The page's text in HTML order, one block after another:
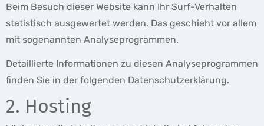
Beim Besuch dieser Website kann Ihr Surf-Verhalten
statistisch ausgewertet werden. Das geschieht vor allem
mit sogenannten Analyseprogrammen.
Detaillierte Informationen zu diesen Analyseprogrammen
finden Sie in der folgenden Datenschutzerklärung.
2. Hosting